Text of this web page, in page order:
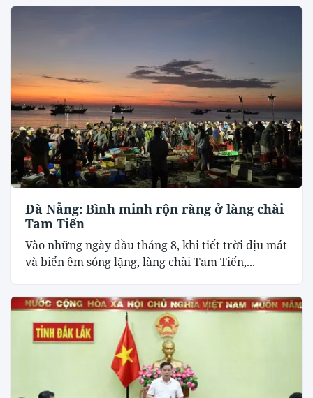
Đà Nẵng: Bình minh rộn ràng ở làng chài
Tam Tiến
Vào những ngày đầu tháng 8, khi tiết trời dịu mát
và biển êm sóng lặng, làng chài Tam Tiến,...